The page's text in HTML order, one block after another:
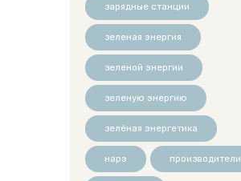
зарядные станции
зеленая энергия
зеленой энергии
зеленую энергию
зелёная энергетика
нарэ производители